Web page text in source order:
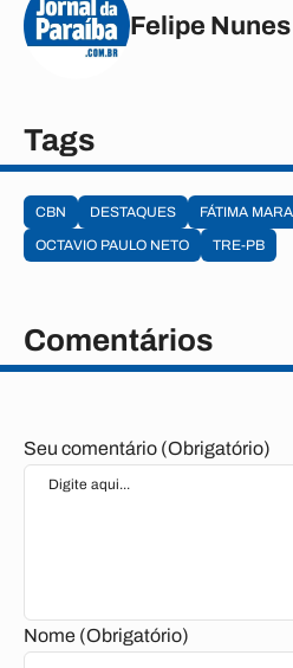
Felipe Nunes
Tags
CBN DESTAQUES FÁTIMA
OCTAVIO PAULO NETO
TRE-PB
Comentários
Seu comentário (Obrigatório)
Nome (Obrigatório)